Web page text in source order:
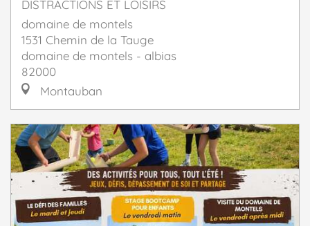
DISTRACTIONS ET LOISIRS
domaine de montels
1531 Chemin de la Tauge
domaine de montels - albias
82000
Montauban